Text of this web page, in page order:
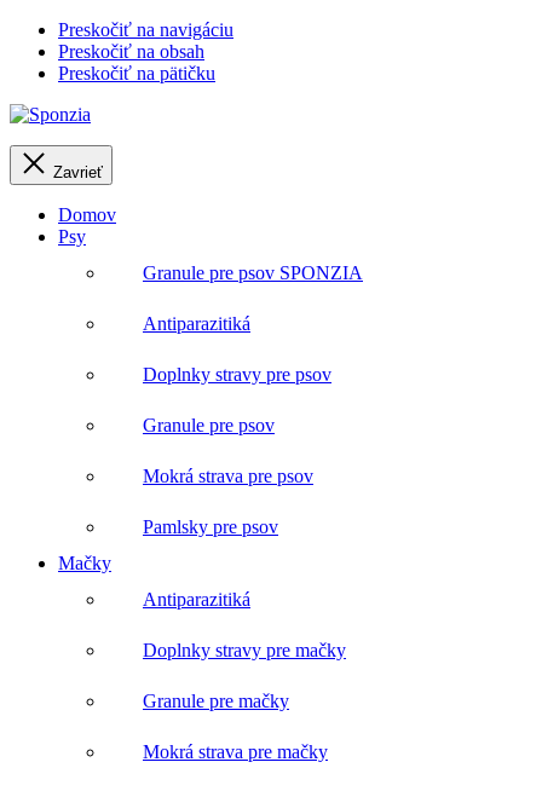
Preskočiť na navigáciu
Preskočiť na obsah
Preskočiť na pätičku
Zavrieť
Domov
Psy
Granule pre psov SPONZIA
Antiparazitiká
Doplnky stravy pre psov
Granule pre psov
Mokrá strava pre psov
Pamlsky pre psov
Mačky
Antiparazitiká
Doplnky stravy pre mačky
Granule pre mačky
Mokrá strava pre mačky